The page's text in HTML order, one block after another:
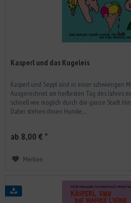
Kasperl und das Kugeleis
Kasperl und Seppl sind in einer schwierigen
Ausgerechnet am heißesten Tag des Jahres
schnell wie möglich durch die ganze Stadt
Dabei stehen ihnen Hunde,...
ab 8,00 € *
Merken